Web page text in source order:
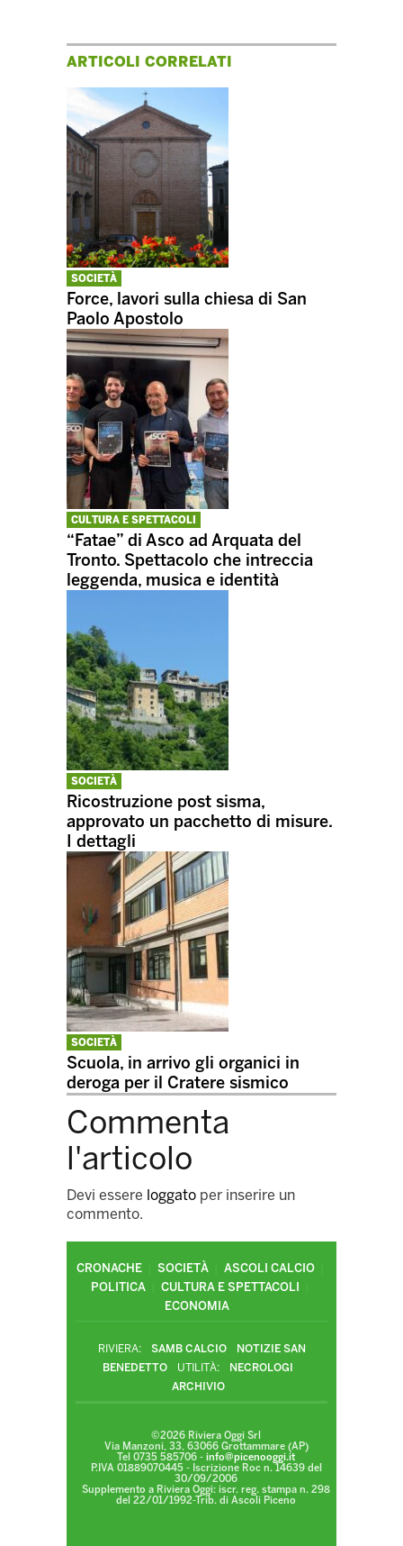
ARTICOLI CORRELATI
SOCIETÀ
Force, lavori sulla chiesa di San
Paolo Apostolo
CULTURA E SPETTACOLI
“Fatae” di Asco ad Arquata del
Tronto. Spettacolo che intreccia
leggenda, musica e identità
SOCIETÀ
Ricostruzione post sisma,
approvato un pacchetto di misure.
I dettagli
SOCIETÀ
Scuola, in arrivo gli organici in
deroga per il Cratere sismico
Commenta
l'articolo
Devi essere loggato per inserire un
commento.
CRONACHE SOCIETÀ
ASCOLI CALCIO
POLITICA
CULTURA E SPETTACOLI
ECONOMIA
RIVIERA: SAMB CALCIO
NOTIZIE SAN
BENEDETTO
UTILITÀ:
NECROLOGI
ARCHIVIO
©2026 Riviera Oggi Srl
Via Manzoni, 33, 63066 Grottammare (AP)
Tel 0735 585706 - info@picenooggi.it
P.IVA 01889070445 - Iscrizione Roc n. 14639 del
30/09/2006
Supplemento a Riviera Oggi: iscr. reg. stampa n. 298
del 22/01/1992-Trib. di Ascoli Piceno